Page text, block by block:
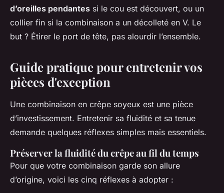
d’oreilles pendantes si le cou est découvert, ou un
collier fin si la combinaison a un décolleté en V. Le
but ? Étirer le port de tête, pas alourdir l’ensemble.
Guide pratique pour entretenir vos
pièces d'exception
Une combinaison en crêpe soyeux est une pièce
d’investissement. Entretenir sa fluidité et sa tenue
demande quelques réflexes simples mais essentiels.
Préserver la fluidité du crêpe au fil du temps
Pour que votre combinaison garde son allure
d’origine, voici les cinq réflexes à adopter :